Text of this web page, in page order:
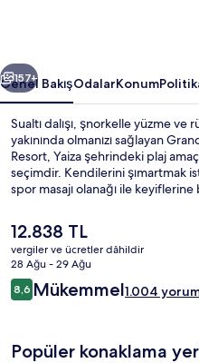
galerisi
Sonraki
157+
Genel BakışOdalarKonum
Sualtı dalışı, şnorkelle yüzme
yakınında olmanızı sağlayan
Resort, Yaiza şehrindeki plaj
seçimdir. Kendilerini şımartmak
spor masajı olanağı ile
Yemek yiyebileceğiniz 6 restoran
çıkarabileceğiniz 4 havuz kenarı
ücretsiz çocuk kulübü ve sağlık
öne çıkan özellikler arasındadır.
yerinin genel durumu
Şu
anki
fiyat
12.838 TL
12.838 TL
vergiler ve ücretler dâhildir
28 Ağu - 29 Ağu
Yorumlar
8,68,6/10
Mükemmel1.004
Popüler konaklama